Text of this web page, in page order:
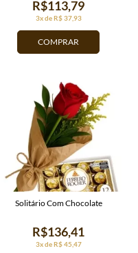
COMPRAR
3x de R$ 37,93
R$113,79
3x de R$ 45,47
R$136,41
Solitário Com Chocolate